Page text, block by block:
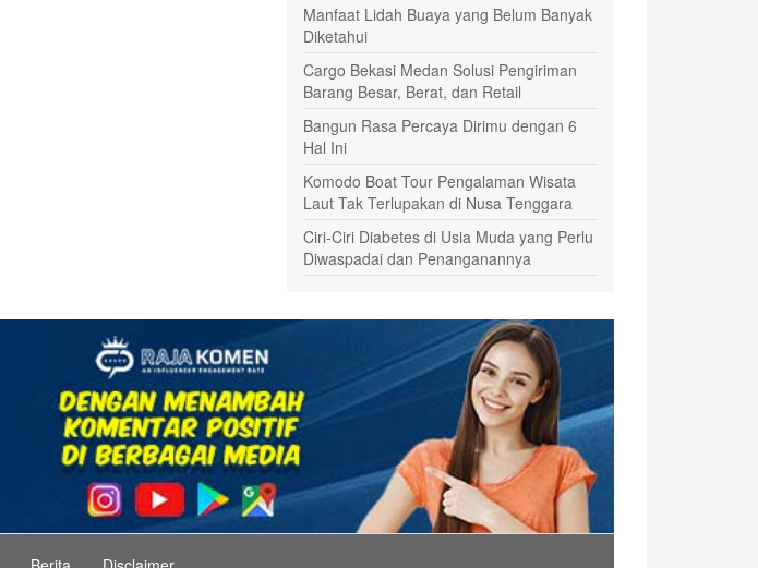
Manfaat Lidah Buaya yang Belum Banyak
Diketahui
Cargo Bekasi Medan Solusi Pengiriman
Barang Besar, Berat, dan Retail
Bangun Rasa Percaya Dirimu dengan 6
Hal Ini
Komodo Boat Tour Pengalaman Wisata
Laut Tak Terlupakan di Nusa Tenggara
Ciri-Ciri Diabetes di Usia Muda yang Perlu
Diwaspadai dan Penanganannya